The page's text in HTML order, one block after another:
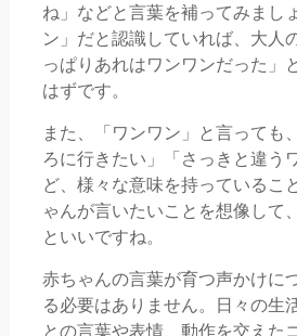
ね」などと言葉を補ってみまし
ン」だと認識していれば、大人
っぱりあれはワンワンだった」
はずです。
また、「ワンワン」と言っても
ろに行きたい」「さっきと違う
ど、様々な意味を持っているこ
ゃんが言いたいことを想像して
といいですね。
赤ちゃんの言葉が育つ声かけに
る必要はありません。日々の生
との言葉や表情、動作を交えた